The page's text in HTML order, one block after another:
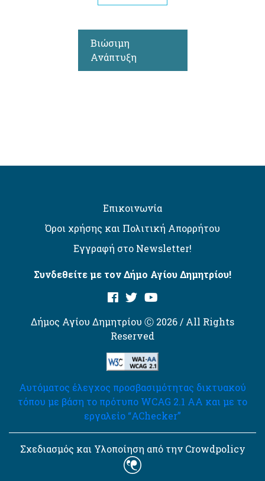
Βιώσιμη
Ανάπτυξη
Επικοινωνία
Όροι χρήσης και Πολιτική Απορρήτου
Εγγραφή στο Newsletter!
Συνδεθείτε με τον Δήμο Αγίου Δημητρίου!
Δήμος Αγίου Δημητρίου Ⓒ 2026 / All Rights
Reserved
Αυτόματος έλεγχος προσβασιμότητας δικτυακού
τόπου με βάση το πρότυπο WCAG 2.1 AA και με το
εργαλείο “AChecker”
Σχεδιασμός και Υλοποίηση από την Crowdpolicy